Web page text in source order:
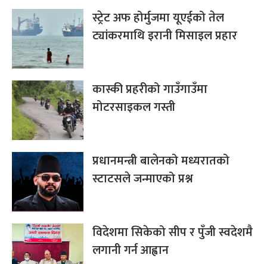
स्ट्रेट अफ होर्मुजमा यूएईको तेल
ट्यांकरमाथि इरानी मिसाइल प्रहार
कास्की प्रहरीको गाउँगाउँमा
मोटरसाइकल गस्ती
प्रधानमन्त्री बालेनको मध्यरातको
स्टाटसले जन्माएको प्रश्न
विदेशमा सिकेको सीप र पुँजी स्वदेशमै
लगानी गर्न आह्वान